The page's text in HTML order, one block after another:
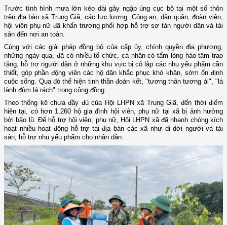
Trước tình hình mưa lớn kéo dài gây ngập úng cục bộ tại một số thôn
trên địa bàn xã Trung Giã, các lực lượng: Công an, dân quân, đoàn viên,
hội viên phụ nữ đã khẩn trương phối hợp hỗ trợ sơ tán người dân và tài
sản đến nơi an toàn.
Cùng với các giải pháp đồng bộ của cấp ủy, chính quyền địa phương,
những ngày qua, đã có nhiều tổ chức, cá nhân có tấm lòng hảo tâm trao
tặng, hỗ trợ người dân ở những khu vực bị cô lập các nhu yếu phẩm cần
thiết, góp phần động viên các hộ dân khắc phục khó khăn, sớm ổn định
cuộc sống. Qua đó thể hiện tinh thần đoàn kết, "tương thân tương ái", "lá
lành đùm lá rách" trong cộng đồng.
Theo thống kê chưa đầy đủ của Hội LHPN xã Trung Giã, đến thời điểm
hiện tại, có hơn 1.260 hộ gia đình hội viên, phụ nữ tại xã bị ảnh hưởng
bởi bão lũ. Để hỗ trợ hội viên, phụ nữ, Hội LHPN xã đã nhanh chóng kích
hoạt nhiều hoạt động hỗ trợ tại địa bàn các xã như di dời người và tài
sản, hỗ trợ nhu yếu phẩm cho nhân dân…